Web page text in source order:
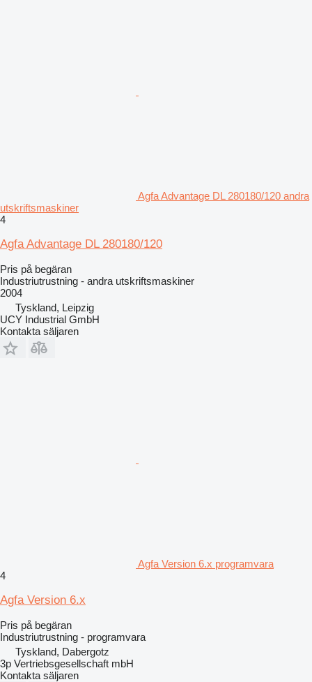
Agfa Advantage DL 280180/120 andra
utskriftsmaskiner
4
Agfa Advantage DL 280180/120
Pris på begäran
Industriutrustning - andra utskriftsmaskiner
2004
Tyskland, Leipzig
UCY Industrial GmbH
Kontakta säljaren
Agfa Version 6.x programvara
4
Agfa Version 6.x
Pris på begäran
Industriutrustning - programvara
Tyskland, Dabergotz
3p Vertriebsgesellschaft mbH
Kontakta säljaren